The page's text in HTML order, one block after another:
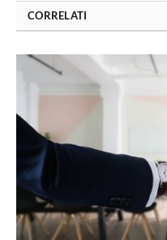
CORRELATI